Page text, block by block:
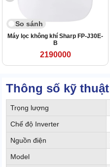
So sánh
Máy lọc không khí Sharp FP-J30E-
B
2190000
Thông số kỹ thuật
Trọng lượng
Chế độ Inverter
Nguồn điện
Model